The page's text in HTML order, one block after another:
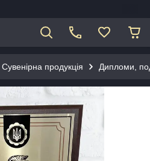
Сувенірна продукція Дипломи,